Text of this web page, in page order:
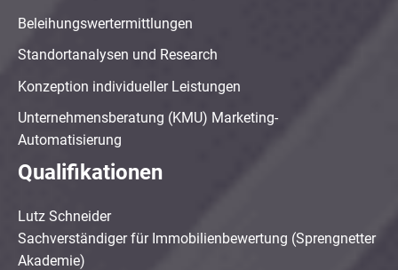
Beleihungswertermittlungen
Standortanalysen und Research
Konzeption individueller Leistungen
Unternehmensberatung (KMU) Marketing-
Automatisierung
Qualifikationen
Lutz Schneider
Sachverständiger für Immobilienbewertung (Sprengnetter
Akademie)